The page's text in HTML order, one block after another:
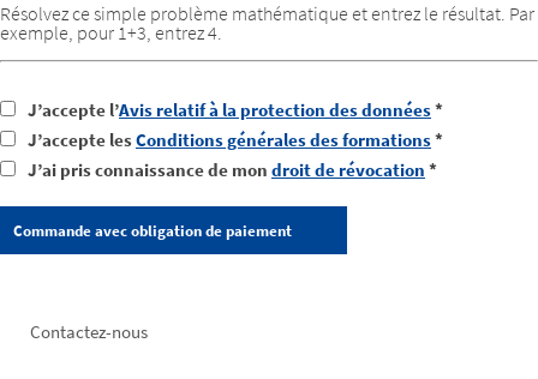
Résolvez ce simple problème mathématique et entrez le résultat. Par
exemple, pour 1+3, entrez 4.
J’accepte l’Avis relatif à la protection des données*
J’accepte lesConditions générales des formations*
J’ai pris connaissance de mon droit de révocation *
Footer
Contactez-nous